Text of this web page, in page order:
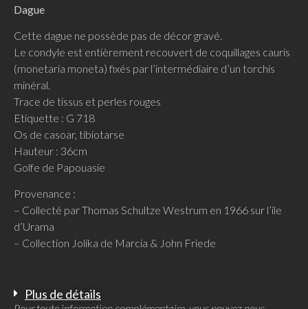
Dague
Cette dague ne possède pas de décor gravé.
Le condyle est entièrement recouvert de coquillages cauris
(monetaria moneta) fixés par l’intermédiaire d’un torchis
minéral.
Trace de tissus et perles rouges
Etiquette : G 718
Os de casoar, tibiotarse
Hauteur : 36cm
Golfe de Papouasie
Provenance :
– Collecté par Thomas Schultze Westrum en 1966 sur l’ile
d’Urama
– Collection Jolika de Marcia & John Friede
Plus de détails